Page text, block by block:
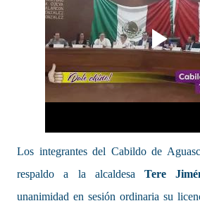
Los integrantes del Cabildo de
respaldo a la alcaldesa Tere
unanimidad en sesión ordinaria su